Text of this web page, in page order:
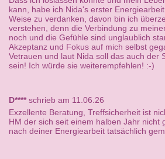
kann, habe ich Nida's erster
Weise zu verdanken, davon bin ich
verstehen, denn die Verbindung zu
noch und die Gefühle sind unglaublich
Akzeptanz und Fokus auf mich selbst
Vetrauen und laut Nida soll das auch der
sein! Ich würde sie weiterempfehlen! :-)
D****schrieb am 11.06.26
Exzellente Beratung, Treffsicherheit ist
HM der sich seit einem halben Jahr nicht
nach deiner Energiearbeit tatsächlich